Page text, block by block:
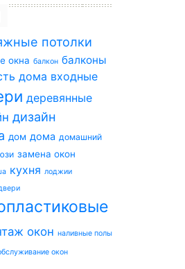
потолки
окна балкон балконы
дома входные
деревянные
дизайн
дом дома домашний
замена окон
кухня лоджии
окон наливные полы
окон